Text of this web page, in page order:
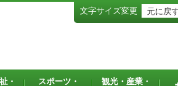
文字サイズ変更 元に戻
・
スポーツ・
観光・産業・